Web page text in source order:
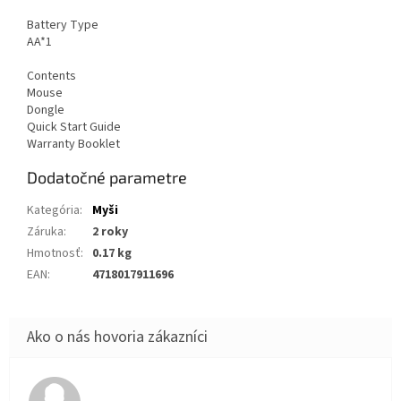
Battery Type
AA*1
Contents
Mouse
Dongle
Quick Start Guide
Warranty Booklet
Dodatočné parametre
Kategória:
Myši
Záruka:
2 roky
Hmotnosť: 0.17 kg
EAN: 4718017911696